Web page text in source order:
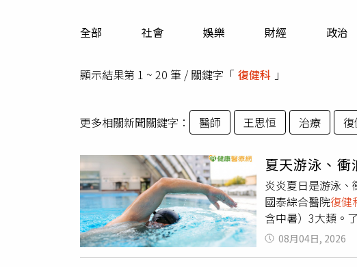
全部 社會 娛樂 財經 政治
顯示結果第 1 ~ 20 筆 / 關鍵字「 復健科 」
更多相關新聞關鍵字： 醫師 王思恒 治療 復
夏天游泳、
炎炎夏日是游泳
國泰綜合醫院復健
含中暑）3大類。
良、過度訓練易造
均主治醫師指出
08月04日, 2026